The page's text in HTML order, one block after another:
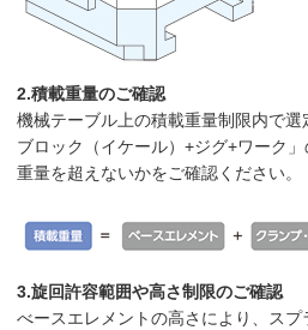
2.積載重量のご確認
機械テーブル上の積載重量制限内で
ブロック（イケール）+ジグ+ワーク
重量を超えないかをご確認ください。
3.旋回許容範囲や高さ制限のご確認
べースエレメントの高さにより、ス